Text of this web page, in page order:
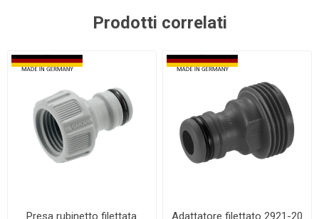
Prodotti correlati
Presa rubinetto filettata
Adattatore filettato 2921-20